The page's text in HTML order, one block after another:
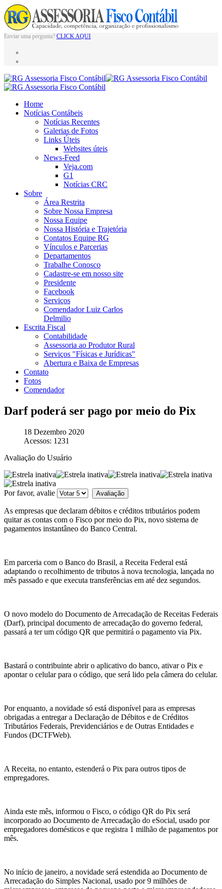
Enviar uma pergunta? CLICK AQUI
Home
Notícias Contábeis
Notícias Recentes
Galerias de Fotos
Links Úteis
Websites úteis
News-Feed
Veja.com
G1
Notícias CRC
Sobre
Área Restrita
Sobre Nossa Empresa
Nossa Equipe
Nossa História e Trajetória
Contatos Equipe RG
Vínculos e Parcerias
Departamentos
Trabalhe Conosco
Cadastre-se em nosso site
Presidente
Facebook
Serviços
Comendador Luiz Carlos
Delmilio
Escrita Fiscal
Contabilidade
Assessoria ao Produtor Rural
Serviços "Físicas e Jurídicas"
Abertura e Baixa de Empresas
Contato
Fotos
Comendador
Darf poderá ser pago por meio do Pix
18 Dezembro 2020
Acessos: 1231
Avaliação do Usuário
Por favor, avalie
As empresas que declaram débitos e créditos tributários podem
quitar as contas com o Fisco por meio do Pix, novo sistema de
pagamentos instantâneo do Banco Central.
Em parceria com o Banco do Brasil, a Receita Federal está
adaptando o recolhimento de tributos à nova tecnologia, lançada no
mês passado e que executa transferências em até dez segundos.
O novo modelo do Documento de Arrecadação de Receitas Federais
(Darf), principal documento de arrecadação do governo federal,
passará a ter um código QR que permitirá o pagamento via Pix.
Bastará o contribuinte abrir o aplicativo do banco, ativar o Pix e
apontar o celular para o código, que será lido pela câmera do celular.
Por enquanto, a novidade só está disponível para as empresas
obrigadas a entregar a Declaração de Débitos e de Créditos
Tributários Federais, Previdenciários e de Outras Entidades e
Fundos (DCTFWeb).
A Receita, no entanto, estenderá o Pix para outros tipos de
empregadores.
Ainda este mês, informou o Fisco, o código QR do Pix será
incorporado ao Documento de Arrecadação do eSocial, usado por
empregadores domésticos e que registra 1 milhão de pagamentos por
mês.
No início de janeiro, a novidade será estendida ao Documento de
Arrecadação do Simples Nacional, usado por 9 milhões de